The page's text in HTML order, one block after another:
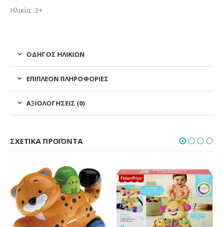
Ηλικία: 3+
ΟΔΗΓΌΣ ΗΛΙΚΙΏΝ
ΕΠΙΠΛΈΟΝ ΠΛΗΡΟΦΟΡΊΕΣ
ΑΞΙΟΛΟΓΉΣΕΙΣ (0)
ΣΧΕΤΙΚΆ ΠΡΟΪΌΝΤΑ